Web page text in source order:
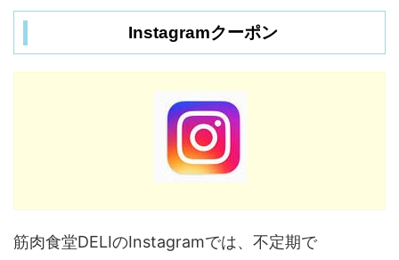
Instagramクーポン
筋肉食堂DELIのInstagramでは、不定期で